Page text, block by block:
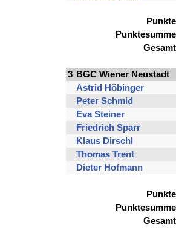
Punkte
Punktesumme
Gesamt
3 BGC Wiener Neustadt
Astrid Höbinger
Peter Schmid
Eva Steiner
Friedrich Sparr
Klaus Dirschl
Thomas Trent
Dieter Hofmann
Punkte
Punktesumme
Gesamt